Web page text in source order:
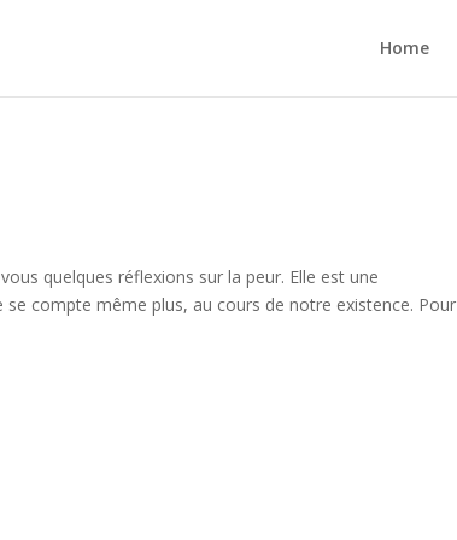
Home
quelques réflexions sur la peur. Elle est une
compte même plus, au cours de notre existence. Pour